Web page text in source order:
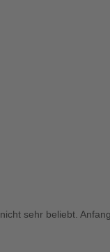
sehr beliebt.